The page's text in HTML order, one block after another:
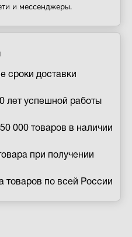
и мессенджеры.
сроки доставки
лет успешной работы
000 товаров в наличии
при получении
товаров по всей России